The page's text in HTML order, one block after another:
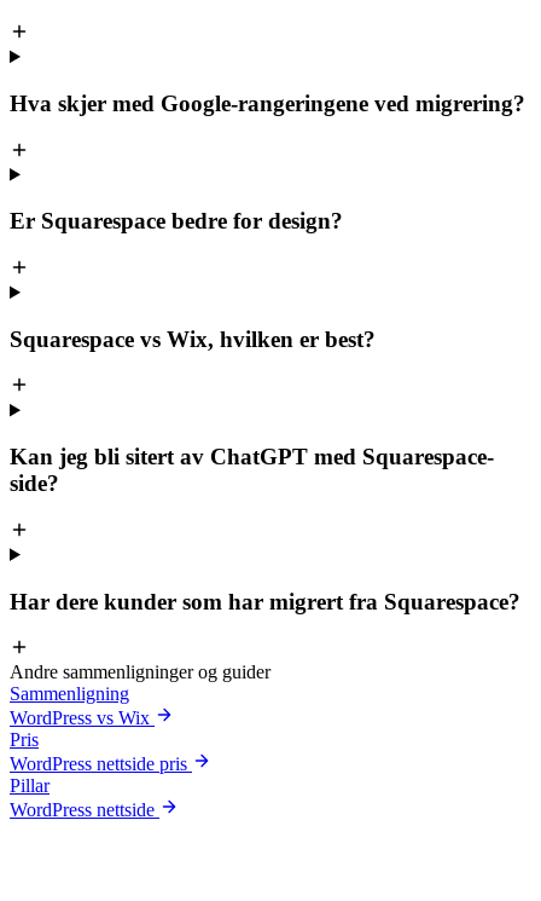
Hva skjer med Google-rangeringene ved migrering?
Er Squarespace bedre for design?
Squarespace vs Wix, hvilken er best?
Kan jeg bli sitert av ChatGPT med Squarespace-
side?
Har dere kunder som har migrert fra Squarespace?
Andre sammenligninger og guider
Sammenligning
WordPress vs Wix
Pris
WordPress nettside pris
Pillar
WordPress nettside